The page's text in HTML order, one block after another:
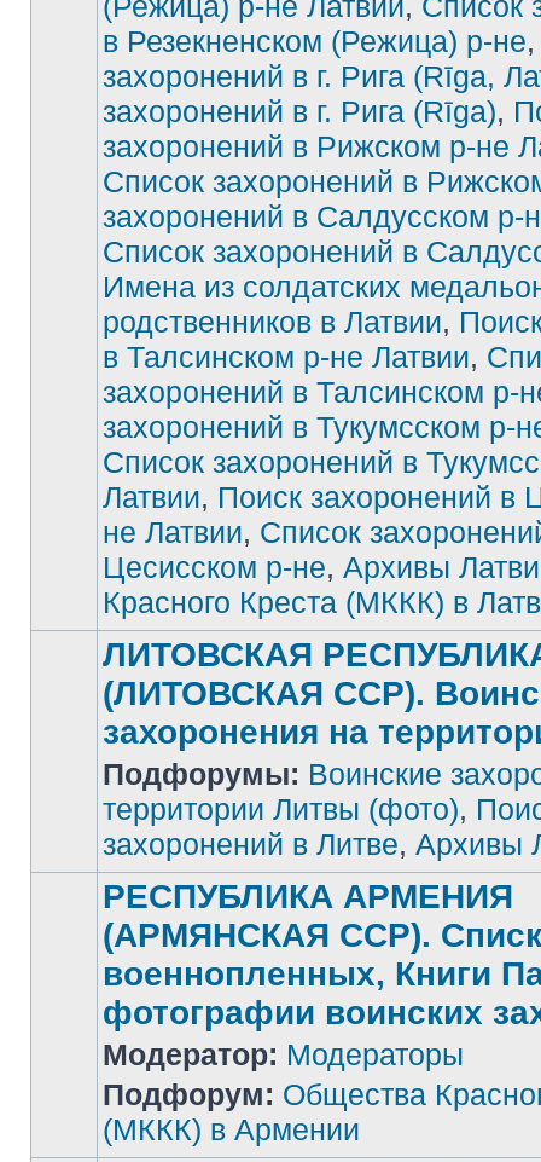
в Резекненском (Режица) р-не
захоронений в г. Рига (Rīga,
захоронений в г. Рига (Rīga),
захоронений в Рижском р-не
Список захоронений в
захоронений в Салдусском р-
Список захоронений в
Имена из солдатских
родственников в Латвии,
в Талсинском р-не Латвии,
захоронений в Талсинском р-
захоронений в Тукумсском р-
Список захоронений в
Латвии, Поиск захоронений в
не Латвии, Список
Цесисском р-не, Архивы
Красного Креста (МККК) в
Нет
непрочитанных
ЛИТОВСКАЯ
(ЛИТОВСКАЯ ССР).
захоронения на
Подфорумы: Воинские
территории Литвы (фото),
захоронений в Литве, Архивы
непрочитанных
сообщений
РЕСПУБЛИКА АРМЕНИЯ
(АРМЯНСКАЯ ССР).
военнопленных, Книги
фотографии воинских
Модератор: Модераторы
Подфорум: Общества
(МККК) в Армении